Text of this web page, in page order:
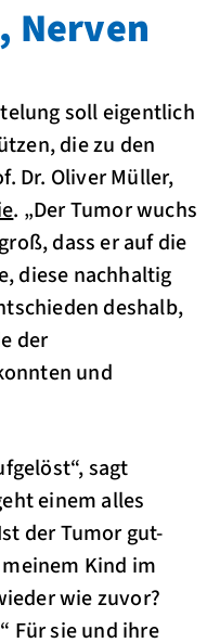
Nerven
soll eigentlich
die zu den
Dr. Oliver Müller,
. „Der Tumor wuchs
dass er auf die
diese nachhaltig
deshalb,
der
und
sagt
einem alles
der Tumor gut-
Kind im
wie zuvor?
Für sie und ihre